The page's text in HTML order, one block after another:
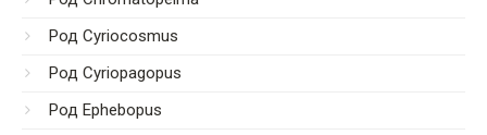
Род Cyriocosmus
Род Cyriopagopus
Род Ephebopus